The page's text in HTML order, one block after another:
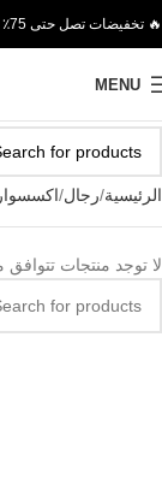
🔥 تخفيضات تصل حتى 75٪
MENU
الرئيسية رجال
لا توجد منتجات تتوافق